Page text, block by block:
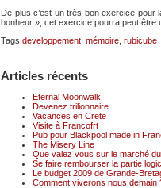
De plus c’est un très bon exercice
bonheur », cet exercice pourra peut être
Tags:developpement mémoire rubicube
Articles récents
Eternal Moonwalk
Devenez trilionnaire
Vacances en Crete
Visite à Francofrt
Pub pour Blackpool made in
The Misery Line
Que valez vous sur le marché
Se faire rembourser la partie
Le budget 2009 de Grande-
Comment viverons nous demain